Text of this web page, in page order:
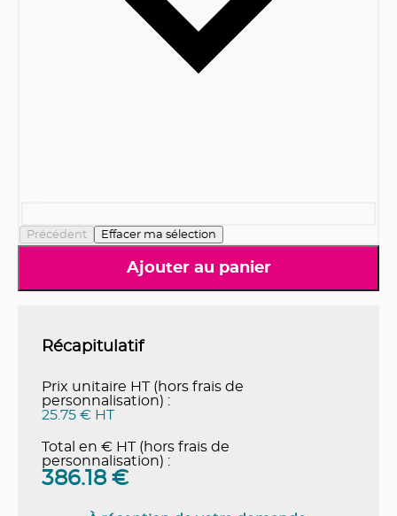
Précédent Effacer ma sélection
Ajouter au panier
Récapitulatif
Prix unitaire HT (hors frais de
personnalisation) :
25.75 € HT
Total en € HT (hors frais de
personnalisation) :
386.18€